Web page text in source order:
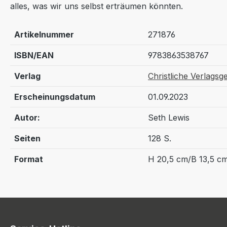
alles, was wir uns selbst erträumen könnten.
Artikelnummer 271876
ISBN/EAN 9783863538767
Verlag Christliche
Erscheinungsdatum 01.09.2023
Autor: Seth Lewis
Seiten 128 S.
Format H 20,5 cm/B 13,5